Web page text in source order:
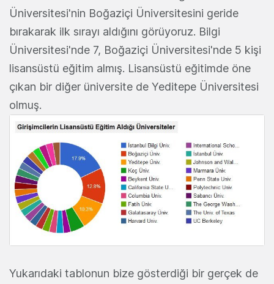
Üniversitesi'nin Boğaziçi Üniversitesini geride
bırakarak ilk sırayı aldığını görüyoruz. Bilgi
Üniversitesi'nde 7, Boğaziçi Üniversitesi'nde 5 kişi
lisansüstü eğitim almış. Lisansüstü eğitimde öne
çıkan bir diğer üniversite de Yeditepe Üniversitesi
olmuş.
Yukarıdaki tablonun bize gösterdiği bir gerçek de